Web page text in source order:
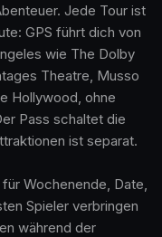
Jede Tour ist
GPS führt dich von
wie The Dolby
Theatre, Musso
Hollywood, ohne
Pass schaltet die
ist separat.
Wochenende, Date,
Spieler verbringen
während der